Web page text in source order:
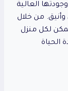
العالية
وأنيق. من خلال
لكل منزل